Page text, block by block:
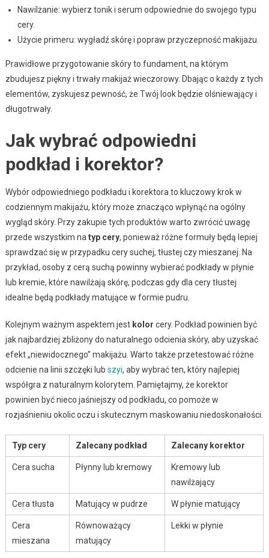
Nawilżanie: wybierz tonik i serum odpowiednie do swojego typu
cery.
Użycie primeru: wygładź skórę i popraw przyczepność makijażu.
Prawidłowe przygotowanie skóry to fundament, na którym
zbudujesz piękny i trwały makijaż wieczorowy. Dbając o każdy z tych
elementów, zyskujesz pewność, że Twój look będzie olśniewający i
długotrwały.
Jak wybrać odpowiedni
podkład i korektor?
Wybór odpowiedniego podkładu i korektora to kluczowy krok w
codziennym makijażu, który może znacząco wpłynąć na ogólny
wygląd skóry. Przy zakupie tych produktów warto zwrócić uwagę
przede wszystkim na typ cery, ponieważ różne formuły będą lepiej
sprawdzać się w przypadku cery suchej, tłustej czy mieszanej. Na
przykład, osoby z cerą suchą powinny wybierać podkłady w płynie
lub kremie, które nawilżają skórę, podczas gdy dla cery tłustej
idealne będą podkłady matujące w formie pudru.
Kolejnym ważnym aspektem jest kolor cery. Podkład powinien być
jak najbardziej zbliżony do naturalnego odcienia skóry, aby uzyskać
efekt „niewidocznego” makijażu. Warto także przetestować różne
odcienie na linii szczęki lub szyi, aby wybrać ten, który najlepiej
współgra z naturalnym kolorytem. Pamiętajmy, że korektor
powinien być nieco jaśniejszy od podkładu, co pomoże w
rozjaśnieniu okolic oczu i skutecznym maskowaniu niedoskonałości.
Typ cery Zalecany podkład Zalecany korektor
Cera sucha Płynny lub kremowy
Kremowy lub
nawilżający
Cera tłusta Matujący w pudrze W płynie matujący
Cera
mieszana
Równoważący
matujący
Lekki w płynie